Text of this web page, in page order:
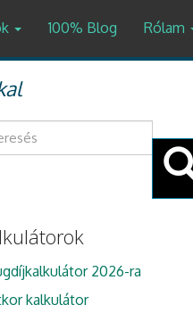
100% Blog Rólam
2026-ra
kalkulátor